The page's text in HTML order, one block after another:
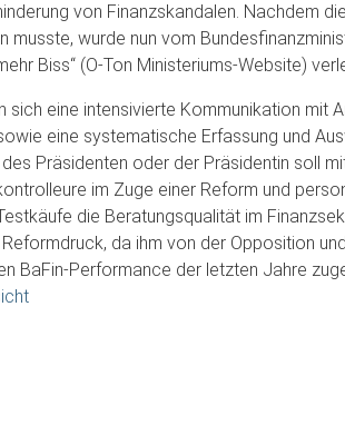
von Finanzskandalen. Nachdem
musste, wurde nun vom
Biss“ (O-Ton Ministeriums-Website)
sich eine intensivierte Kommunikation mit
eine systematische Erfassung und
Präsidenten oder der Präsidentin soll
im Zuge einer Reform und
die Beratungsqualität im
da ihm von der Opposition
BaFin-Performance der letzten Jahre